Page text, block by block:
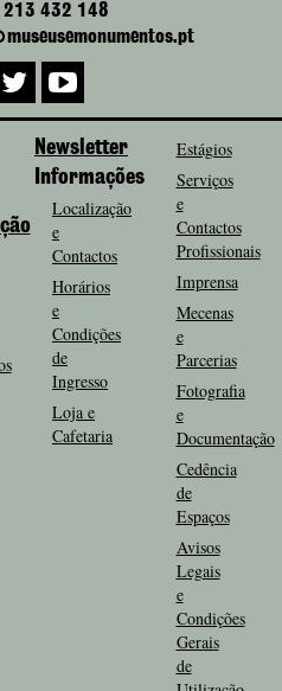
213 432 148
Newsletter
Informações
Localização
e
Contactos
Horários
e
Condições
de
Ingresso
Loja e
Cafetaria
Estágios
Serviços
e
Contactos
Profissionais
Imprensa
Mecenas
e
Parcerias
Fotografia
e
Documentação
Cedência
de
Espaços
Avisos
Legais
e
Condições
Gerais
de